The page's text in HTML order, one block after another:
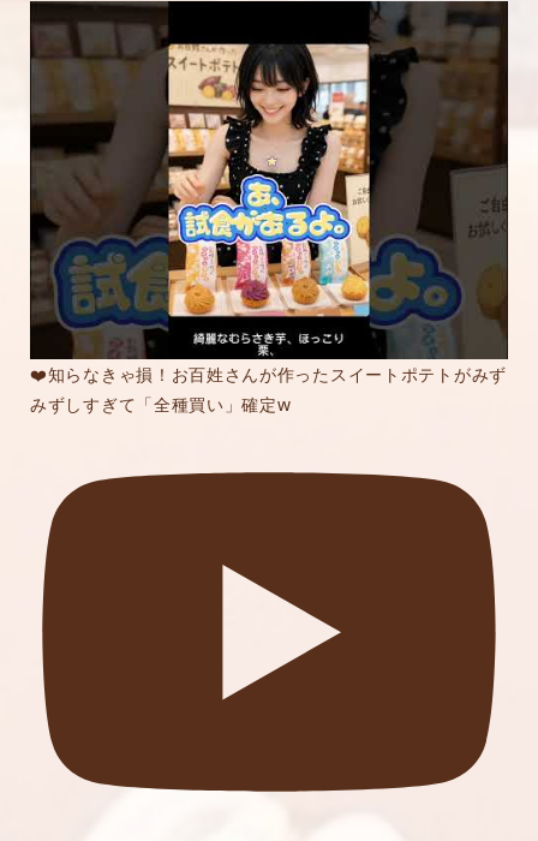
❤️知らなきゃ損！お百姓さんが作ったスイートポテトがみず
みずしすぎて「全種買い」確定w